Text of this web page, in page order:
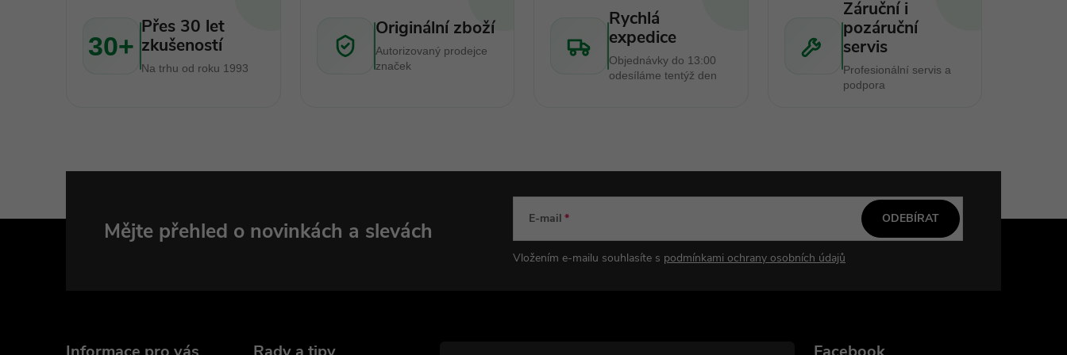
30+
Přes 30 let
zkušeností
Na trhu od roku 1993
Originální zboží
Autorizovaný prodejce
značek
Rychlá
expedice
Objednávky do 13:00
odesíláme tentýž den
Záruční i
pozáruční
servis
Profesionální servis a
podpora
Mějte přehled o novinkách a slevách E-mail
Vložením e-mailu souhlasíte s podmínkami ochrany osobních údajů
ODEBÍRAT